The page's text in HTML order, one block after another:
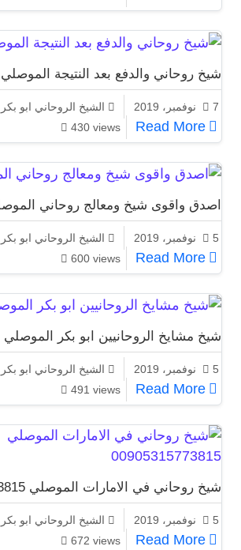
شيخ روحاني والدفع بعد النتيجة الموصلي
7 نوفمبر، 2019
الشيخ الروحاني ابو
430 views
Read More
شيخ روحاني والدفع بعد النتيجة
اصدق واقوى شيخ ومعالج روحاني
5 نوفمبر، 2019
الشيخ الروحاني ابو
600 views
Read More
اصدق واقوى شيخ ومعالج روحاني
شيخ مشايخ الروحانيين ابو بكر الموصلي
5 نوفمبر، 2019
الشيخ الروحاني ابو
491 views
Read More
شيخ مشايخ الروحانيين ابو بكر
شيخ روحاني في الامارات الموصلي 00905315773815
5 نوفمبر، 2019
الشيخ الروحاني ابو
672 views
Read More
شيخ روحاني في الامارات الموصلي 00905315773815